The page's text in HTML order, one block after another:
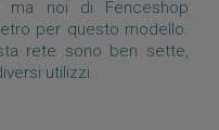
noi di Fenceshop
per questo modello.
rete sono ben sette,
utilizzi.